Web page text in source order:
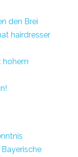
den Brei
hairdresser
hohem